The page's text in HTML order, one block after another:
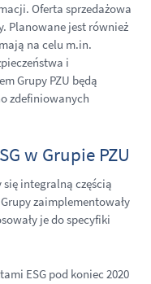
Oferta sprzedażowa
Planowane jest również
na celu m.in.
i
Grupy PZU będą
zdefiniowanych
w Grupie PZU
się integralną częścią
zaimplementowały
je do specyfiki
ESG pod koniec 2020